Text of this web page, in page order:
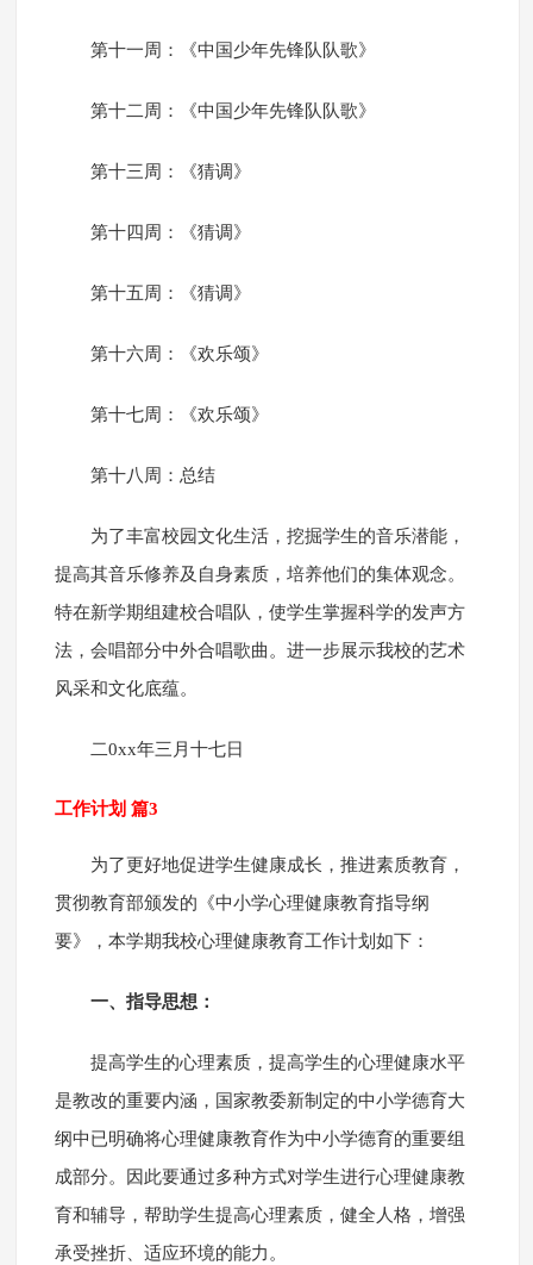
第十一周：《中国少年先锋队队歌》
第十二周：《中国少年先锋队队歌》
第十三周：《猜调》
第十四周：《猜调》
第十五周：《猜调》
第十六周：《欢乐颂》
第十七周：《欢乐颂》
第十八周：总结
为了丰富校园文化生活，挖掘学生的音乐潜能，
提高其音乐修养及自身素质，培养他们的集体观念。
特在新学期组建校合唱队，使学生掌握科学的发声方
法，会唱部分中外合唱歌曲。进一步展示我校的艺术
风采和文化底蕴。
二0xx年三月十七日
工作计划 篇3
为了更好地促进学生健康成长，推进素质教育，
贯彻教育部颁发的《中小学心理健康教育指导纲
要》，本学期我校心理健康教育工作计划如下：
一、指导思想：
提高学生的心理素质，提高学生的心理健康水平
是教改的重要内涵，国家教委新制定的中小学德育大
纲中已明确将心理健康教育作为中小学德育的重要组
成部分。因此要通过多种方式对学生进行心理健康教
育和辅导，帮助学生提高心理素质，健全人格，增强
承受挫折、适应环境的能力。